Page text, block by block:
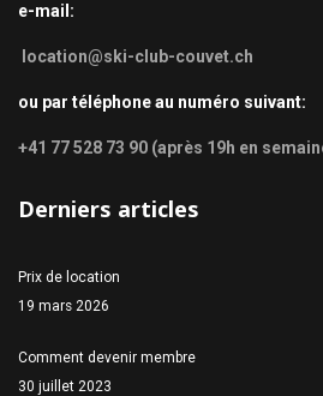
e-mail:
location@ski-club-couvet.ch
ou par téléphone au numéro suivant:
+41 77 528 73 90 (après 19h en
Derniers articles
Prix de location
19 mars 2026
Comment devenir membre
30 juillet 2023